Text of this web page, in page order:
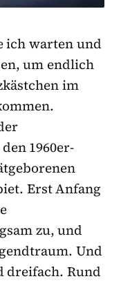
ich warten und
um endlich
im
1960er-
Erst Anfang
zu, und
Und
dreifach. Rund